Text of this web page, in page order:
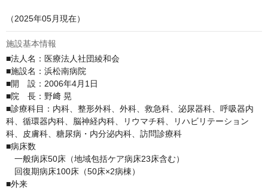
（2025年05月現在）
施設基本情報
■法人名：医療法人社団綾和会
■施設名：浜松南病院
■開　設：2006年4月1日
■院　長：野﨑 晃
■診療科目：内科、整形外科、外科、救急科、泌尿器科、呼吸器内
科、循環器内科、脳神経内科、リウマチ科、リハビリテーション
科、皮膚科、糖尿病・内分泌内科、訪問診療科
■病床数
一般病床50床（地域包括ケア病床23床含む）
回復期病床100床（50床×2病棟）
■外来